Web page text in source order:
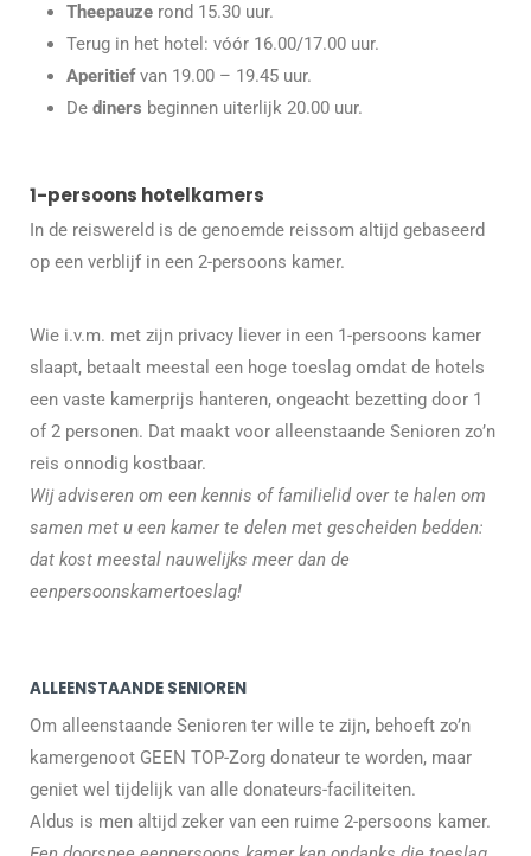
Theepauzerond 15.30 uur.
Terug in het hotel: vóór 16.00/17.00 uur.
Aperitiefvan 19.00 – 19.45 uur.
De diners beginnen uiterlijk 20.00 uur.
1-persoons hotelkamers
In de reiswereld is de genoemde reissom altijd gebaseerd
op een verblijf in een 2-persoons kamer.
Wie i.v.m. met zijn privacy liever in een 1-persoons kamer
slaapt, betaalt meestal een hoge toeslag omdat de hotels
een vaste kamerprijs hanteren, ongeacht bezetting door 1
of 2 personen. Dat maakt voor alleenstaande Senioren zo’n
reis onnodig kostbaar.
Wij adviseren om een kennis of familielid over te halen om
samen met u een kamer te delen met gescheiden bedden:
dat kost meestal nauwelijks meer dan de
eenpersoonskamertoeslag!
ALLEENSTAANDE SENIOREN
Om alleenstaande Senioren ter wille te zijn, behoeft zo’n
kamergenoot GEEN TOP-Zorg donateur te worden, maar
geniet wel tijdelijk van alle donateurs-faciliteiten.
Aldus is men altijd zeker van een ruime 2-persoons kamer.